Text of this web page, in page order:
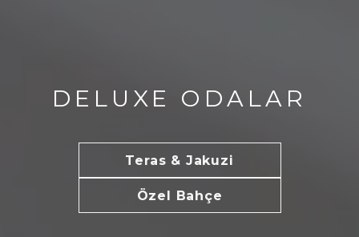
DELUXE ODALAR
Teras & Jakuzi
Özel Bahçe